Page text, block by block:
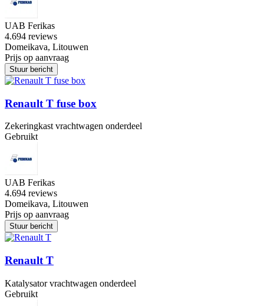
UAB Ferikas
4.694 reviews
Domeikava, Litouwen
Prijs op aanvraag
Stuur bericht
Renault T fuse box
Zekeringkast vrachtwagen onderdeel
Gebruikt
UAB Ferikas
4.694 reviews
Domeikava, Litouwen
Prijs op aanvraag
Stuur bericht
Renault T
Katalysator vrachtwagen onderdeel
Gebruikt